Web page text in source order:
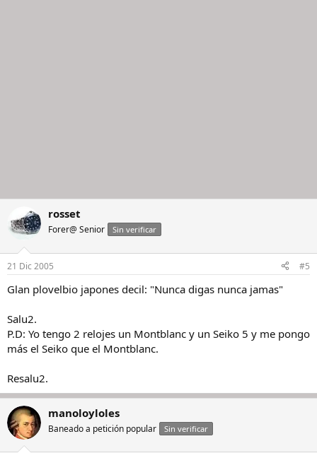
rosset
Forer@ Senior Sin verificar
21 Dic 2005 #5
Glan plovelbio japones decil: "Nunca digas nunca jamas"
Salu2.
P.D: Yo tengo 2 relojes un Montblanc y un Seiko 5 y me pongo
más el Seiko que el Montblanc.
Resalu2.
manoloyloles
Baneado a petición popular Sin verificar